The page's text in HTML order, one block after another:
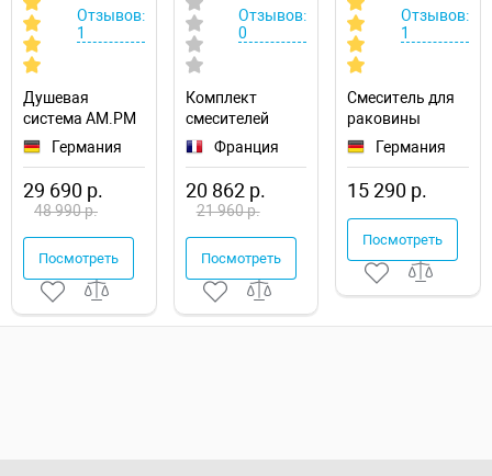
Отзывов:
1
Душевая
система AM.PM
Like F0780700
Германия
29 690 р.
48 990 р.
Посмотреть
Отзывов:
0
Комплект
смесителей
Jacob Delafon
Kumin
E99900RU-CP
Франция
20 862 р.
21 960 р.
Посмотреть
Отзывов:
1
Смеситель для
раковины
AM.PM Like
F8093016
Германия
15 290 р.
Посмотреть